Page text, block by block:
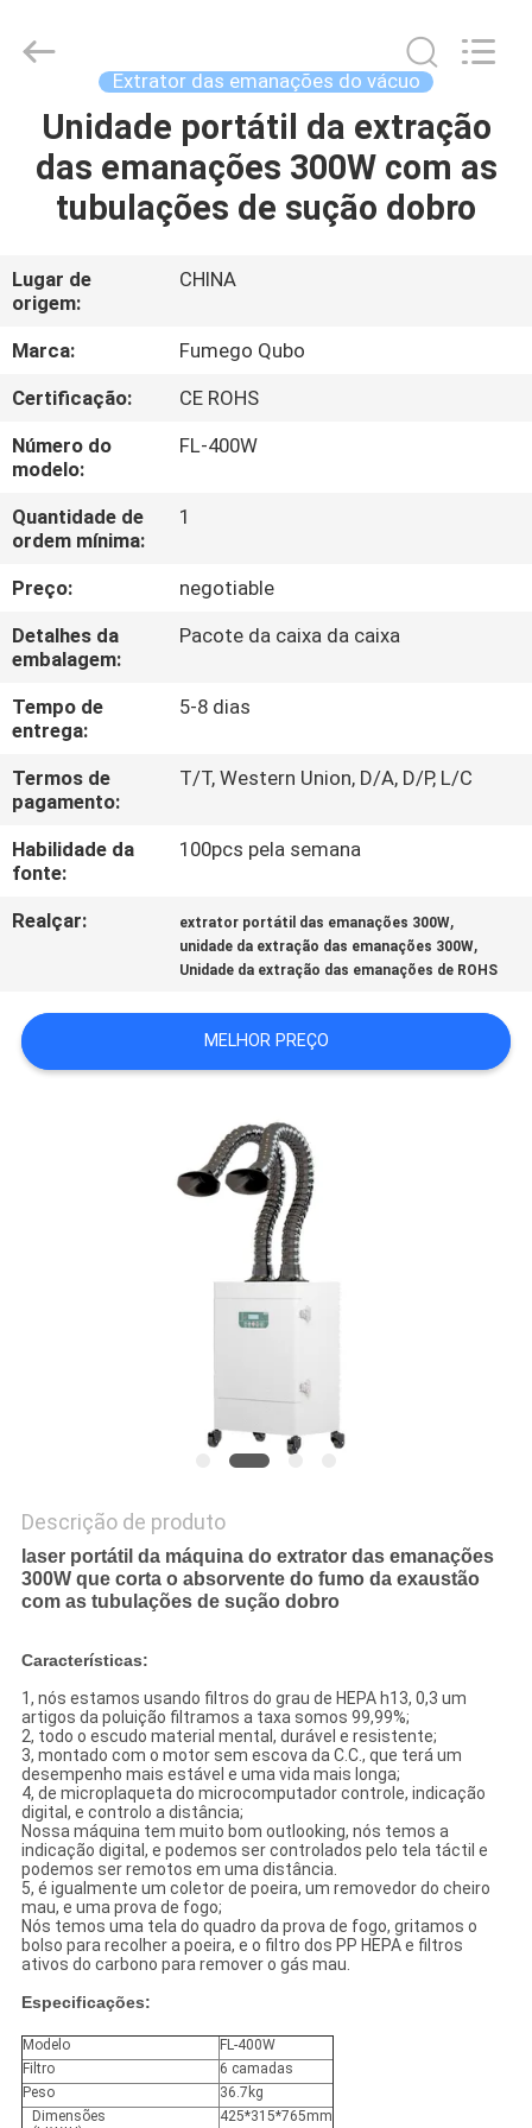
CASA
PRODUTOS
SOBRE
NÓS
EXCURSÃO
DA
FÁBRICA
CONTROLE
DA
QUALIDADE
CONTACTE-
NOS
PEÇA
UMAS
CITAÇÕES
DO
SITE
Extrator das emanações do vácuo
Unidade portátil da extração
das emanações 300W com as
tubulações de sução dobro
Lugar de
origem:
CHINA
Marca:
Fumego Qubo
Certificação:
CE ROHS
Número do
modelo:
FL-400W
Quantidade de
ordem mínima:
1
Preço:
negotiable
Detalhes da
embalagem:
Pacote da caixa da caixa
Tempo de
entrega:
5-8 dias
Termos de
pagamento:
T/T, Western Union, D/A, D/P, L/C
Habilidade da
fonte:
100pcs pela semana
Realçar: extrator portátil das emanações 300W,
unidade da extração das emanações 300W,
Unidade da extração das emanações de ROHS
MELHOR PREÇO
Descrição de produto
laser portátil da máquina do extrator das emanações
300W que corta o absorvente do fumo da exaustão
com as tubulações de sução dobro
Características:
1, nós estamos usando filtros do grau de HEPA h13, 0,3 um
artigos da poluição filtramos a taxa somos 99,99%;
2, todo o escudo material mental, durável e resistente;
3, montado com o motor sem escova da C.C., que terá um
desempenho mais estável e uma vida mais longa;
4, de microplaqueta do microcomputador controle, indicação
digital, e controlo a distância;
Nossa máquina tem muito bom outlooking, nós temos a
indicação digital, e podemos ser controlados pelo tela táctil e
podemos ser remotos em uma distância.
5, é igualmente um coletor de poeira, um removedor do cheiro
mau, e uma prova de fogo;
Nós temos uma tela do quadro da prova de fogo, gritamos o
bolso para recolher a poeira, e o filtro dos PP HEPA e filtros
ativos do carbono para remover o gás mau.
Especificações:
Modelo
FL-400W
Filtro
6 camadas
Peso
36.7kg
Dimensões
425*315*765mm